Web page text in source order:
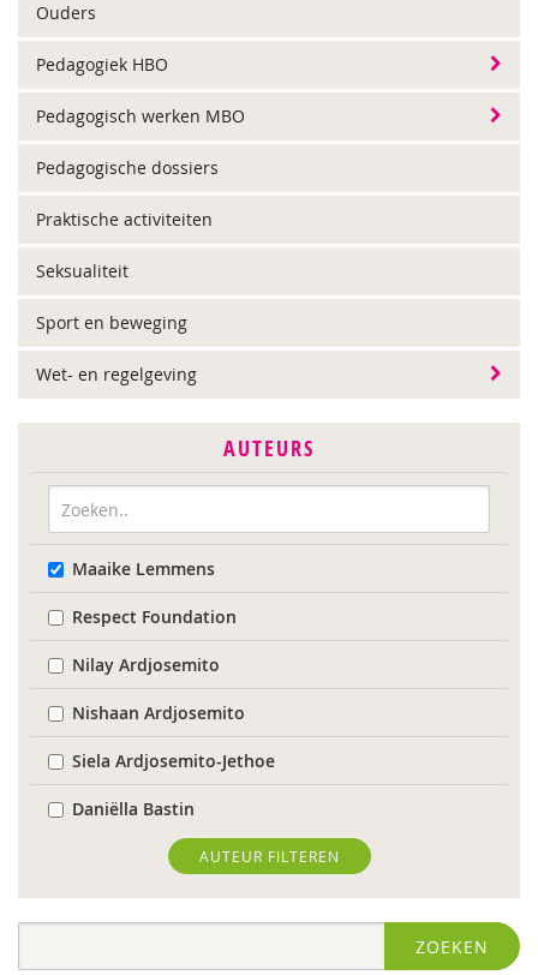
Ouders
Pedagogiek HBO
Pedagogisch werken MBO
Pedagogische dossiers
Praktische activiteiten
Seksualiteit
Sport en beweging
Wet- en regelgeving
AUTEURS
Maaike Lemmens
Respect Foundation
Nilay Ardjosemito
Nishaan Ardjosemito
Siela Ardjosemito-Jethoe
Daniëlla Bastin
Joyce Blauwhoff
Robbert Blokland
AUTEUR FILTEREN
ZOEKEN